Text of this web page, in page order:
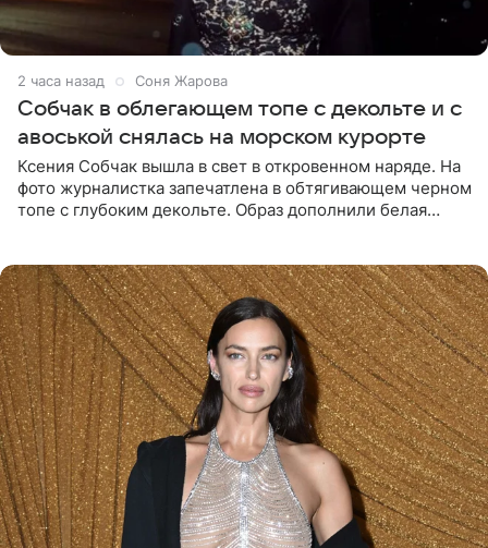
2 часа назад Соня Жарова
Собчак в облегающем топе с декольте и с
авоськой снялась на морском курорте
Ксения Собчак вышла в свет в откровенном наряде. На
фото журналистка запечатлена в обтягивающем черном
топе с глубоким декольте. Образ дополнили белая